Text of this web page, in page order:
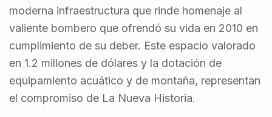
moderna infraestructura que rinde homenaje al
valiente bombero que ofrendó su vida en 2010 en
cumplimiento de su deber. Este espacio valorado
en 1.2 millones de dólares y la dotación de
equipamiento acuático y de montaña, representan
el compromiso de La Nueva Historia.